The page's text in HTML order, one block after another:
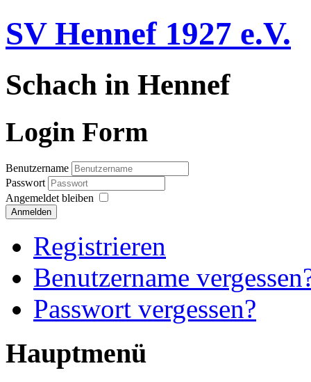
SV Hennef 1927 e.V.
Schach in Hennef
Login Form
Benutzername
Passwort
Angemeldet bleiben
Anmelden
Registrieren
Benutzername
Passwort vergessen?
Hauptmenü